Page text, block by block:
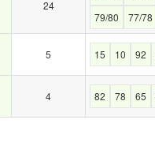
24
79/80
77/78
5 15 10 92
4 82 78 65